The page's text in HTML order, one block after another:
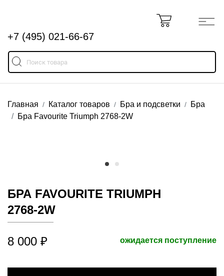
+7 (495) 021-66-67
Главная Каталог товаров Бра и подсветки
Бра
Бра Favourite Triumph 2768-2W
БРА FAVOURITE TRIUMPH
2768-2W
8 000 ₽ ожидается поступление